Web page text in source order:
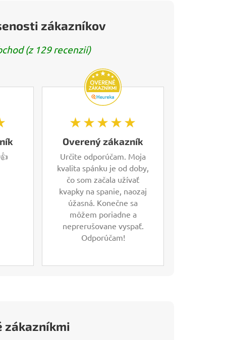
zákazníkov
(z 129 recenzií)
★★★★★
Overený zákazník
Určite odporúčam. Moja
kvalita spánku je od doby,
čo som začala užívať
kvapky na spanie, naozaj
úžasná. Konečne sa
môžem poriadne a
neprerušovane vyspať.
Odporúčam!
zákazníkmi